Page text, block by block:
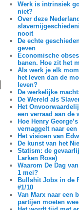
Werk is intrinsiek
niet?
Over deze
nooit
De echte
geven
Economische
banen. Hoe zit het
Als werk je elk
het leven dan de
leven?
De werkelijke
De Wereld als
Het
een verraad aan de
Hoe Henry
vernaggelt naar een
Het visioen van
De kunst van het
Statism: de
Larken Rose)
Waarom De Dag
1 mei?
Bullshit Jobs in de
#1/10
Van Marx naar een
partijen moeten